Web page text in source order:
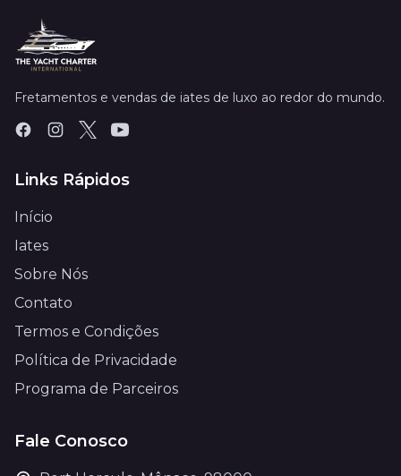
Fretamentos e vendas de iates de luxo ao redor do mundo.
Links Rápidos
Início
Iates
Sobre Nós
Contato
Termos e Condições
Política de Privacidade
Programa de Parceiros
Fale Conosco